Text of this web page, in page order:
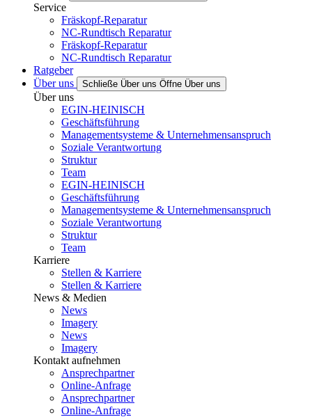
Service
Fräskopf-Reparatur
NC-Rundtisch Reparatur
Fräskopf-Reparatur
NC-Rundtisch Reparatur
Ratgeber
Über uns
Schließe Über uns Öffne Über uns
Über uns
EGIN-HEINISCH
Geschäftsführung
Managementsysteme & Unternehmensanspruch
Soziale Verantwortung
Struktur
Team
EGIN-HEINISCH
Geschäftsführung
Managementsysteme & Unternehmensanspruch
Soziale Verantwortung
Struktur
Team
Karriere
Stellen & Karriere
Stellen & Karriere
News & Medien
News
Imagery
News
Imagery
Kontakt aufnehmen
Ansprechpartner
Online-Anfrage
Ansprechpartner
Online-Anfrage